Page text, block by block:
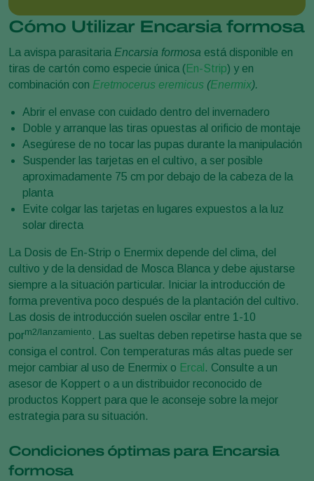
Cómo Utilizar Encarsia formosa
La avispa parasitaria Encarsia formosa está disponible en
tiras de cartón como especie única (En-Strip) y en
combinación con Eretmocerus eremicus (Enermix).
Abrir el envase con cuidado dentro del invernadero
Doble y arranque las tiras opuestas al orificio de montaje
Asegúrese de no tocar las pupas durante la manipulación
Suspender las tarjetas en el cultivo, a ser posible
aproximadamente 75 cm por debajo de la cabeza de la
planta
Evite colgar las tarjetas en lugares expuestos a la luz
solar directa
La Dosis de En-Strip o Enermix depende del clima, del
cultivo y de la densidad de Mosca Blanca y debe ajustarse
siempre a la situación particular. Iniciar la introducción de
forma preventiva poco después de la plantación del cultivo.
Las dosis de introducción suelen oscilar entre 1-10
porm2/lanzamiento . Las sueltas deben repetirse hasta que se
consiga el control. Con temperaturas más altas puede ser
mejor cambiar al uso de Enermix o Ercal . Consulte a un
asesor de Koppert o a un distribuidor reconocido de
productos Koppert para que le aconseje sobre la mejor
estrategia para su situación.
Condiciones óptimas para Encarsia
formosa